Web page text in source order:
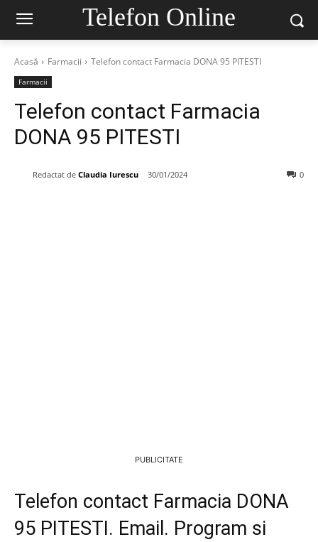
Telefon Online
Acasă Farmacii Telefon contact Farmacia DONA 95 PITESTI
Farmacii
Telefon contact Farmacia
DONA 95 PITESTI
Redactat de Claudia Iurescu 30/01/2024 0
PUBLICITATE
Telefon contact Farmacia DONA
95 PITESTI. Email. Program si